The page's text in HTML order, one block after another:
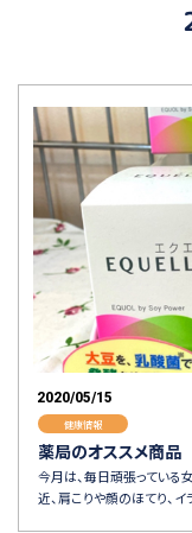
2020/05/15
健康情報
薬局のオススメ商品
今月は、毎日頑張っている
近、肩こりや顔のほてり、